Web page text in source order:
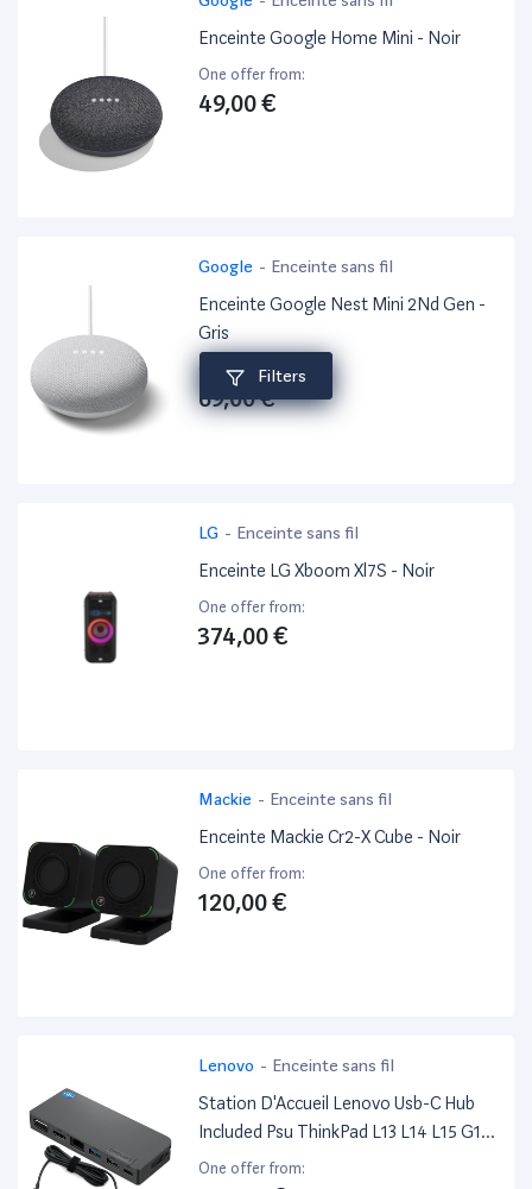
Filters
Enceinte Google Home Mini - Noir
One offer from:
49,00 €
Google - Enceinte sans fil
Enceinte Google Nest Mini 2Nd Gen -
Gris
One offer from:
69,00 €
LG - Enceinte sans fil
Enceinte LG Xboom Xl7S - Noir
One offer from:
374,00 €
Mackie - Enceinte sans fil
Enceinte Mackie Cr2-X Cube - Noir
One offer from:
120,00 €
Lenovo - Enceinte sans fil
Station D'Accueil Lenovo Usb-C Hub
Included Psu ThinkPad L13 L14 L15 G1
G2 L480 L490
One offer from: